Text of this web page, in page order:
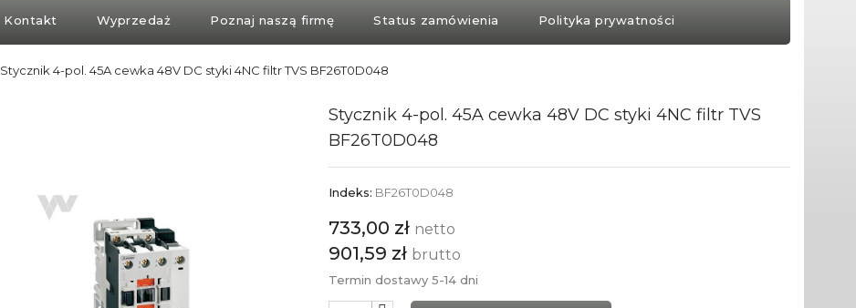
Kontakt Wyprzedaż Poznaj naszą firmę Status zamówienia Polityka prywatności
Stycznik 4-pol. 45A cewka 48V DC styki 4NC filtr TVS BF26T0D048
Stycznik 4-pol. 45A cewka 48V DC styki 4NC filtr TVS
BF26T0D048
Indeks: BF26T0D048
733,00 zł netto
901,59 zł brutto
Termin dostawy 5-14 dni